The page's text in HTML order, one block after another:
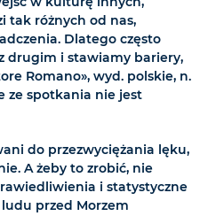
tak różnych od nas,
Dlatego często
drugim i stawiamy bariery,
Romano», wyd. polskie, n.
ze spotkania nie jest
do przezwyciężania lęku,
A żeby to zrobić, nie
i statystyczne
przed Morzem